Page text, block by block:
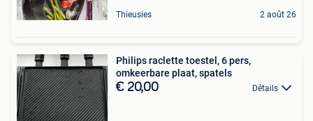
Thieusies 2 août 26
Philips raclette toestel, 6 pers,
omkeerbare plaat, spatels
€ 20,00 Détails